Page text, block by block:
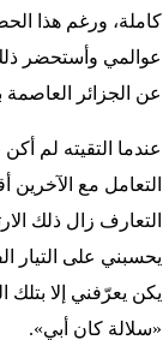
كاملة، ورغم هذا
عوالمي وأستحضر
عن الجزائر العاصمة بـ 500 كم وقبل أن
عندما التقيته لم
التعامل مع
التعارف زال ذلك
يحسبني على التيار
يكن يعرّفني إلا
«سلالة كان أبي».